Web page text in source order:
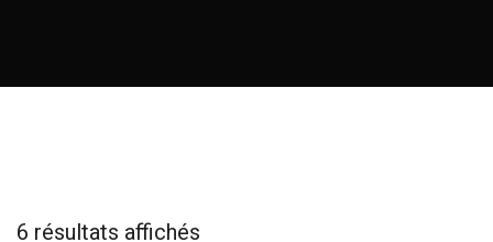
6 résultats affichés